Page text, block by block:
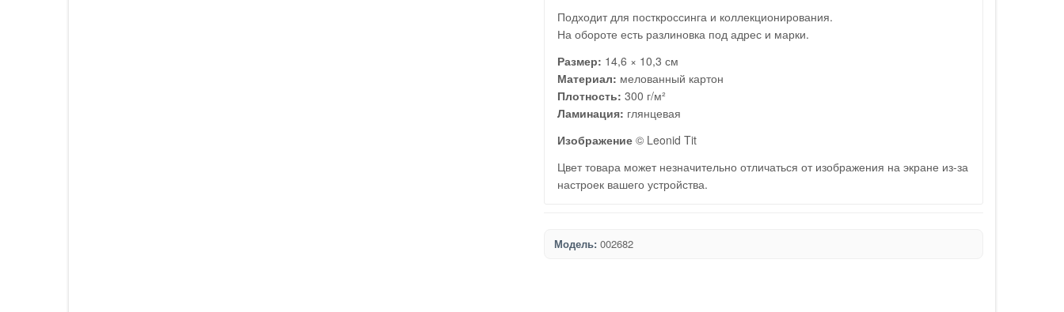
Подходит для посткроссинга и коллекционирования.
На обороте есть разлиновка под адрес и марки.
Размер: 14,6 × 10,3 см
Материал: мелованный картон
Плотность: 300 г/м²
Ламинация: глянцевая
Изображение © Leonid Tit
Цвет товара может незначительно отличаться от изображения на экране из-за
настроек вашего устройства.
Модель: 002682